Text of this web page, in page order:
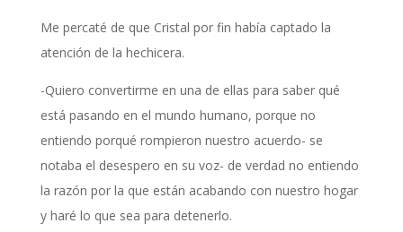
Me percaté de que Cristal por fin había captado la
atención de la hechicera.
-Quiero convertirme en una de ellas para saber qué
está pasando en el mundo humano, porque no
entiendo porqué rompieron nuestro acuerdo- se
notaba el desespero en su voz- de verdad no entiendo
la razón por la que están acabando con nuestro hogar
y haré lo que sea para detenerlo.